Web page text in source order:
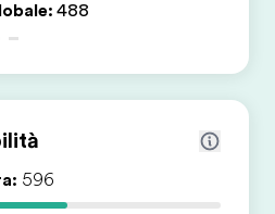
: 488
596